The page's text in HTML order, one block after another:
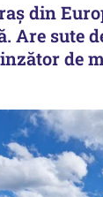
din
Are sute
de